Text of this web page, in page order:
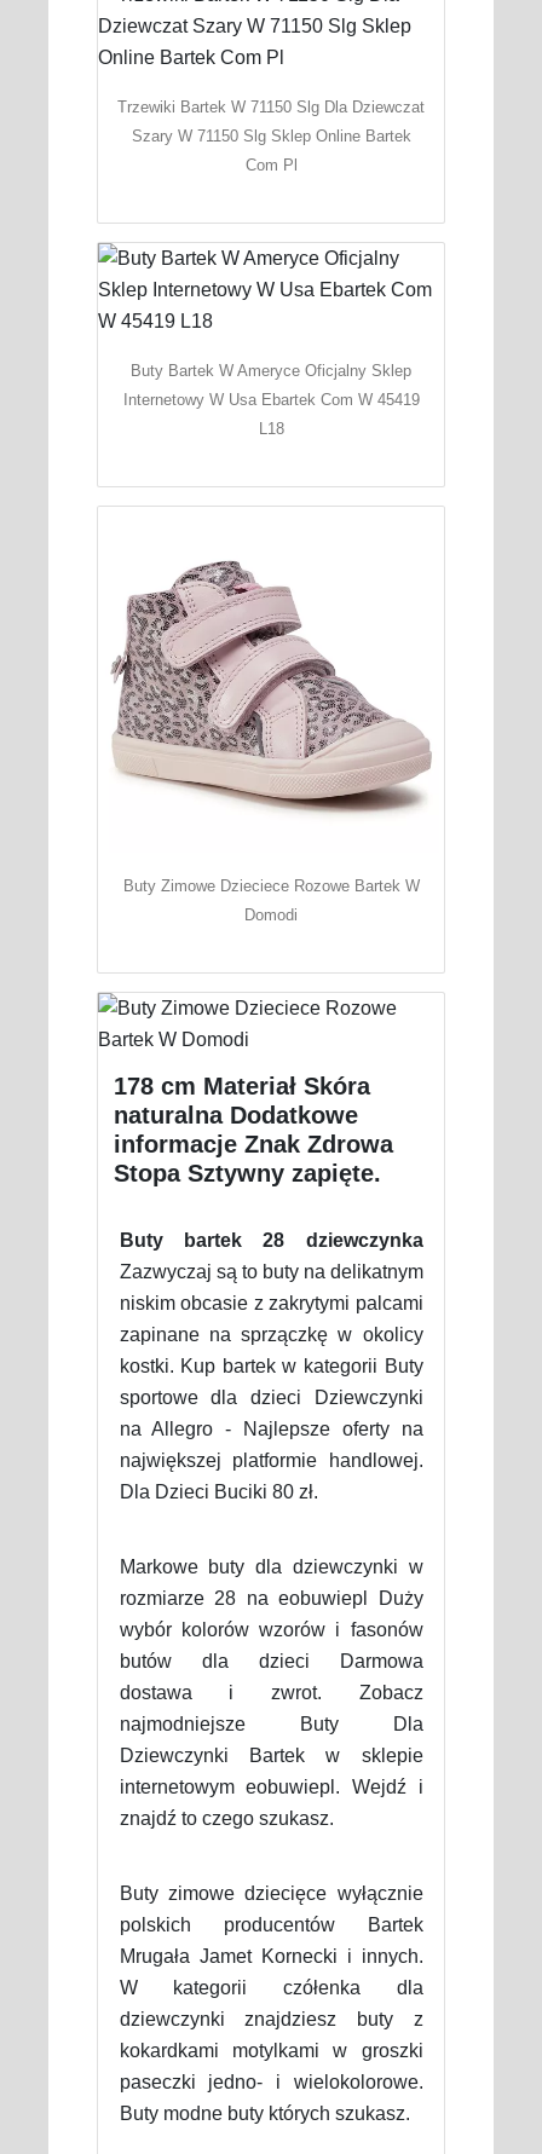
Trzewiki Bartek W 71150 Slg Dla Dziewczat
Szary W 71150 Slg Sklep Online Bartek
Com Pl
Buty Bartek W Ameryce Oficjalny Sklep
Internetowy W Usa Ebartek Com W 45419
L18
Buty Zimowe Dzieciece Rozowe Bartek W
Domodi
178 cm Materiał Skóra
naturalna Dodatkowe
informacje Znak Zdrowa
Stopa Sztywny zapięte.
Buty bartek 28 dziewczynka
Zazwyczaj są to buty na delikatnym
niskim obcasie z zakrytymi palcami
zapinane na sprzączkę w okolicy
kostki. Kup bartek w kategorii Buty
sportowe dla dzieci Dziewczynki
na Allegro - Najlepsze oferty na
największej platformie handlowej.
Dla Dzieci Buciki 80 zł.
Markowe buty dla dziewczynki w
rozmiarze 28 na eobuwiepl Duży
wybór kolorów wzorów i fasonów
butów dla dzieci Darmowa
dostawa i zwrot. Zobacz
najmodniejsze Buty Dla
Dziewczynki Bartek w sklepie
internetowym eobuwiepl. Wejdź i
znajdź to czego szukasz.
Buty zimowe dziecięce wyłącznie
polskich producentów Bartek
Mrugała Jamet Kornecki i innych.
W kategorii czółenka dla
dziewczynki znajdziesz buty z
kokardkami motylkami w groszki
paseczki jedno- i wielokolorowe.
Buty modne buty których szukasz.